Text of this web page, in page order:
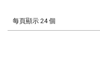
每頁顯示 24 個